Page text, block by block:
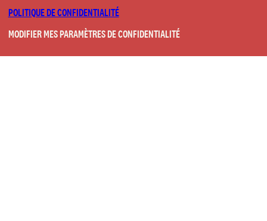
POLITIQUE DE CONFIDENTIALITÉ
MODIFIER MES PARAMÈTRES DE CONFIDENTIALITÉ